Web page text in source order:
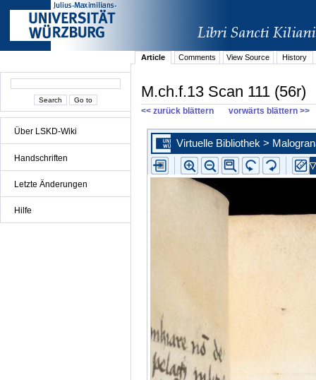
Über LSKD-Wiki
Handschriften
Letzte Änderungen
Hilfe
Article Comments View Source History
M.ch.f.13 Scan 111 (56r)
<< zurück blättern vorwärts blättern >>